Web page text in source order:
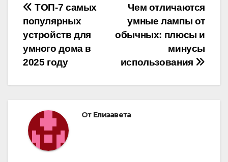
Навигация
по
записям
Чем отличаются
умные лампы от
обычных: плюсы и
минусы
использования
ТОП-7 самых
популярных
устройств для
умного дома в
2025 году
От Елизавета